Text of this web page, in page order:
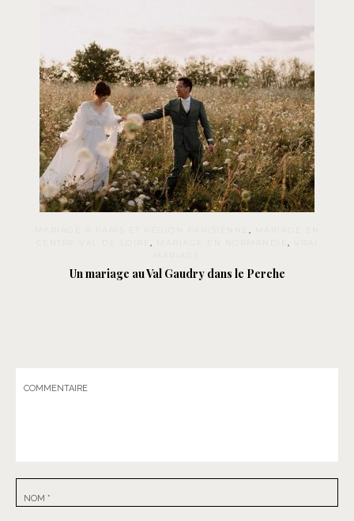
,
CENTRE VAL DE LOIRE, MARIAGE EN NORMANDIE,
Un mariage au Val Gaudry dans le Perche
COMMENTAIRE
NOM *